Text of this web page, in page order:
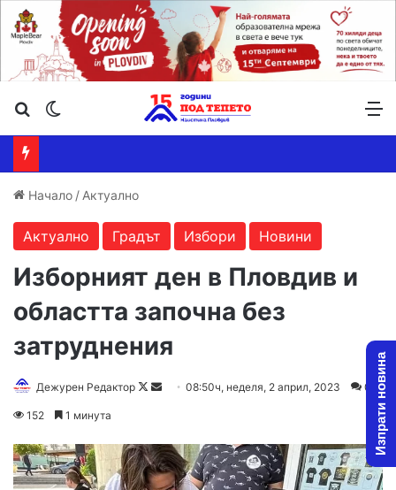
Търсене ...
Начало / Актуално
Актуално Градът Избори Новини
Изборният ден в Пловдив и
областта започна без
затруднения
Дежурен Редактор
Follow
Send08:50ч, неделя, 2 април, 2023 0
152 1 минута Изпрати новина